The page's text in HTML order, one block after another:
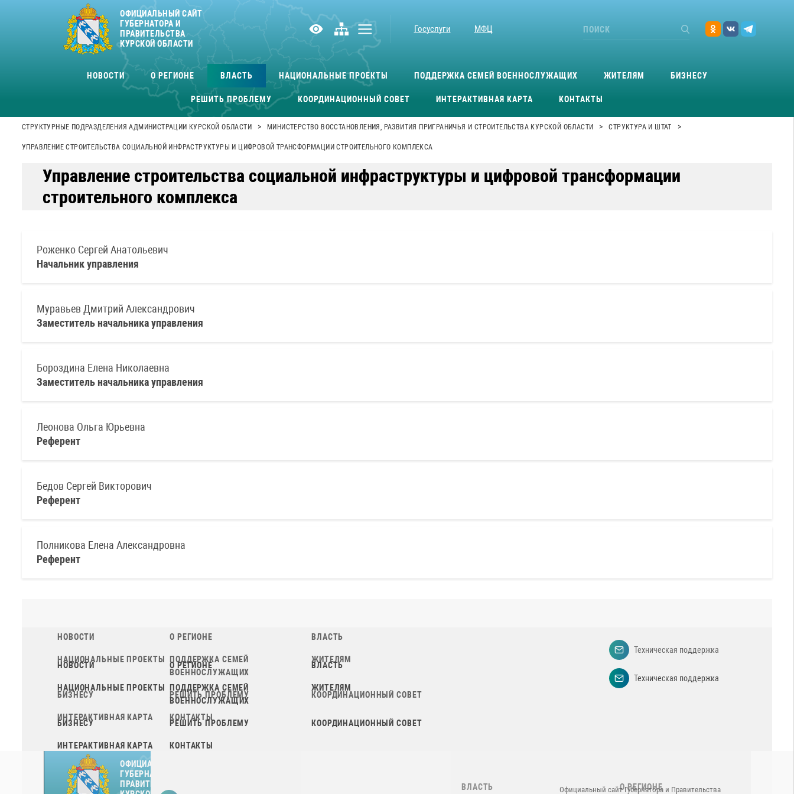
ОФИЦИАЛЬНЫЙ САЙТ
ГУБЕРНАТОРА И
ПРАВИТЕЛЬСТВА
КУРСКОЙ ОБЛАСТИ
Госуслуги МФЦ
НОВОСТИ О РЕГИОНЕ ВЛАСТЬ НАЦИОНАЛЬНЫЕ ПРОЕКТЫ ПОДДЕРЖКА СЕМЕЙ ВОЕННОСЛУЖАЩИХ ЖИТЕЛЯМ БИЗНЕСУ
РЕШИТЬ ПРОБЛЕМУ КООРДИНАЦИОННЫЙ СОВЕТ ИНТЕРАКТИВНАЯ КАРТА КОНТАКТЫ
СТРУКТУРНЫЕ ПОДРАЗДЕЛЕНИЯ АДМИНИСТРАЦИИ КУРСКОЙ ОБЛАСТИ > МИНИСТЕРСТВО ВОССТАНОВЛЕНИЯ, РАЗВИТИЯ ПРИГРАНИЧЬЯ И СТРОИТЕЛЬСТВА КУРСКОЙ ОБЛАСТИ > СТРУКТУРА И ШТАТ >
УПРАВЛЕНИЕ СТРОИТЕЛЬСТВА СОЦИАЛЬНОЙ ИНФРАСТРУКТУРЫ И ЦИФРОВОЙ ТРАНСФОРМАЦИИ СТРОИТЕЛЬНОГО КОМПЛЕКСА
Управление строительства социальной инфраструктуры и цифровой трансформации
строительного комплекса
Роженко Сергей Анатольевич
Начальник управления
Муравьев Дмитрий Александрович
Заместитель начальника управления
Бороздина Елена Николаевна
Заместитель начальника управления
Леонова Ольга Юрьевна
Референт
Бедов Сергей Викторович
Референт
Полникова Елена Александровна
Референт
НОВОСТИ О РЕГИОНЕ ВЛАСТЬ
НАЦИОНАЛЬНЫЕ ПРОЕКТЫ
ПОДДЕРЖКА СЕМЕЙ
ВОЕННОСЛУЖАЩИХ
ЖИТЕЛЯМ
БИЗНЕСУ РЕШИТЬ ПРОБЛЕМУ КООРДИНАЦИОННЫЙ СОВЕТ
ИНТЕРАКТИВНАЯ КАРТА КОНТАКТЫ
Техническая поддержка
Официальный сайт Губернатора и Правительства